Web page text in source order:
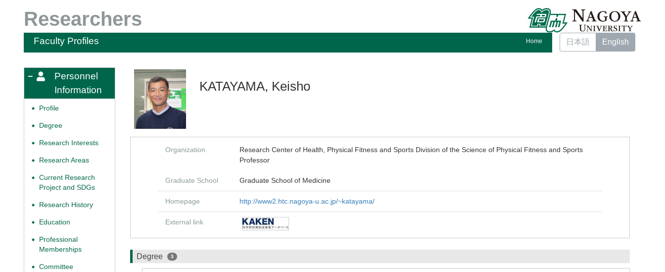
Researchers
Faculty Profiles Home 日本語 English
Personnel
Information
◆ Profile
◆ Degree
◆ Research Interests
◆ Research Areas
◆
Current Research
Project and SDGs
◆ Research History
◆ Education
◆
Professional
Memberships
◆
Committee
KATAYAMA, Keisho
Organization
Research Center of Health, Physical Fitness and Sports Division of the Science of Physical Fitness and Sports
Professor
Graduate School Graduate School of Medicine
Homepage http://www2.htc.nagoya-u.ac.jp/~katayama/
External link
Degree 3